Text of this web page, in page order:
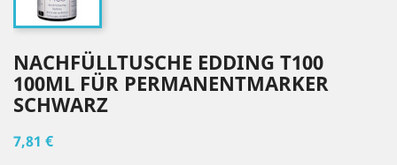
NACHFÜLLTUSCHE EDDING T100
100ML FÜR PERMANENTMARKER
SCHWARZ
7,81 €